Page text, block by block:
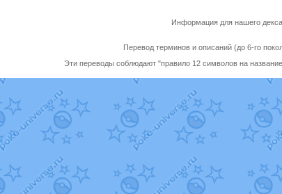
Информация для нашего
Перевод терминов и описаний (до 6-го
Эти переводы соблюдают "правило 12 символов на